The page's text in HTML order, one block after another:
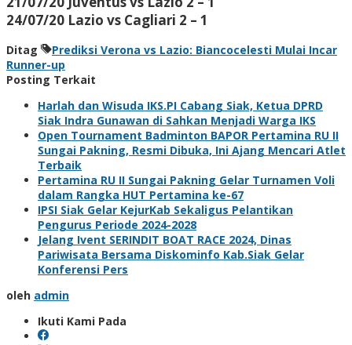
24/07/20 Lazio vs Cagliari 2 – 1
Ditag
Prediksi Verona vs Lazio: Biancocelesti Mulai Incar
Runner-up
Posting Terkait
Harlah dan Wisuda IKS.PI Cabang Siak, Ketua DPRD
Siak Indra Gunawan di Sahkan Menjadi Warga IKS
Open Tournament Badminton BAPOR Pertamina RU II
Sungai Pakning, Resmi Dibuka, Ini Ajang Mencari Atlet
Terbaik
Pertamina RU II Sungai Pakning Gelar Turnamen Voli
dalam Rangka HUT Pertamina ke-67
IPSI Siak Gelar KejurKab Sekaligus Pelantikan
Pengurus Periode 2024-2028
Jelang Ivent SERINDIT BOAT RACE 2024, Dinas
Pariwisata Bersama Diskominfo Kab.Siak Gelar
Konferensi Pers
oleh admin
Ikuti Kami Pada